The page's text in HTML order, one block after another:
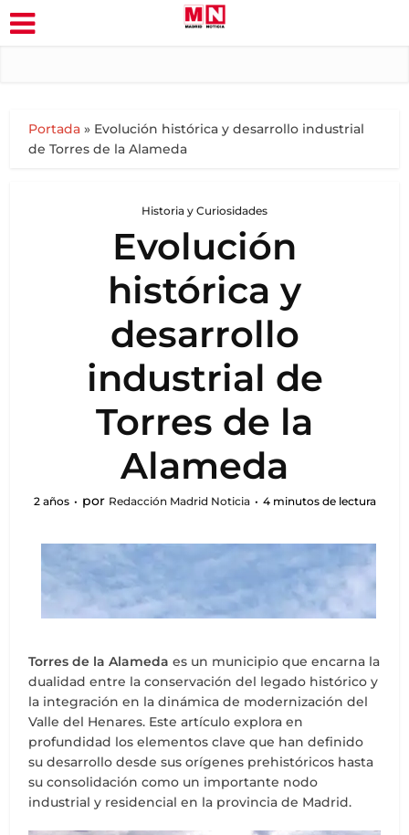
Portada » Evolución histórica y desarrollo industrial
de Torres de la Alameda
Historia y Curiosidades
Evolución
histórica y
desarrollo
industrial de
Torres de la
Alameda
2 años por Redacción Madrid Noticia 4 minutos de lectura
Torres de la Alameda es un municipio que encarna la
dualidad entre la conservación del legado histórico y
la integración en la dinámica de modernización del
Valle del Henares. Este artículo explora en
profundidad los elementos clave que han definido
su desarrollo desde sus orígenes prehistóricos hasta
su consolidación como un importante nodo
industrial y residencial en la provincia de Madrid.